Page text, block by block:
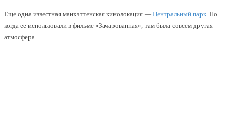
Еще одна известная манхэттенская кинолокация — Центральный парк . Но
когда ее использовали в фильме «Зачарованная», там была совсем другая
атмосфера.